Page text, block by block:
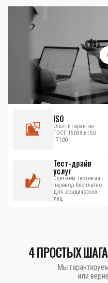
ISO
Опыт и гарантия
ГОСТ 15038 и ISO
17100
Тест-драйв
услуг
Сделаем тестовый
перевод бесплатно
для юридических
лиц
4 ПРОСТЫХ
Мы
или